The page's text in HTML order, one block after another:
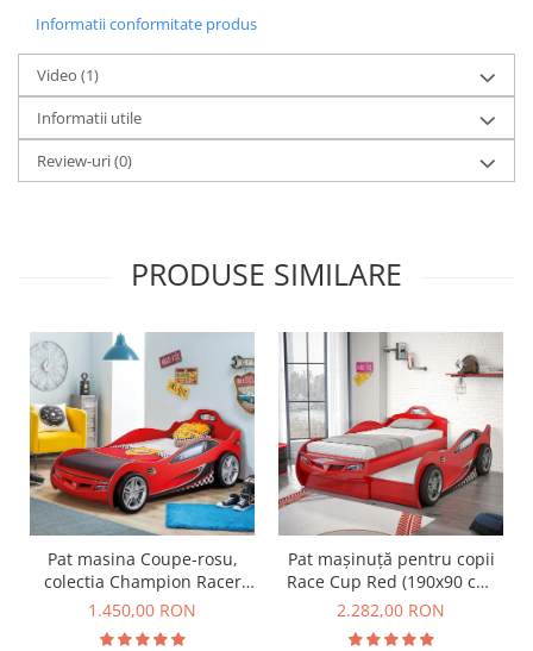
Informatii conformitate produs
Video (1)
Informatii utile
Review-uri(0)
PRODUSE SIMILARE
Pat masina Coupe-rosu,
colectia Champion Racer
90x190 Cm
1.450,00 RON
Pat mașinuță pentru copii
Race Cup Red (190x90 cm)
cu pat suplimentar (90x180
2.282,00 RON